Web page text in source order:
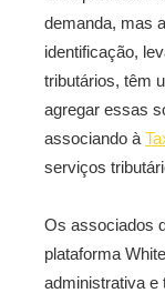
demanda, mas
identificação,
tributários, têm
agregar essas
associando à
serviços
Os associados
plataforma
administrativa e